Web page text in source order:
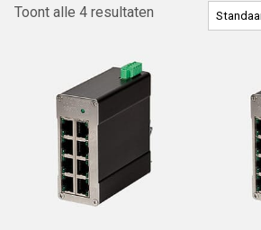
Toont alle 4 resultaten